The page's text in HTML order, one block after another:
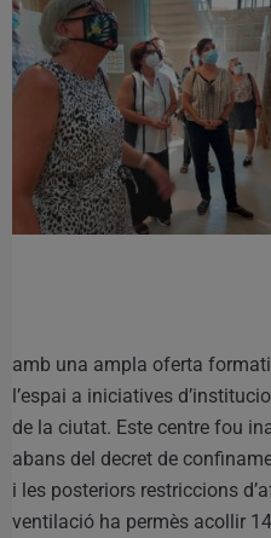
amb una ampla oferta
l’espai a iniciatives
de la ciutat. Este centre fou
abans del decret de
i les posteriors restriccions
ventilació ha permès acollir